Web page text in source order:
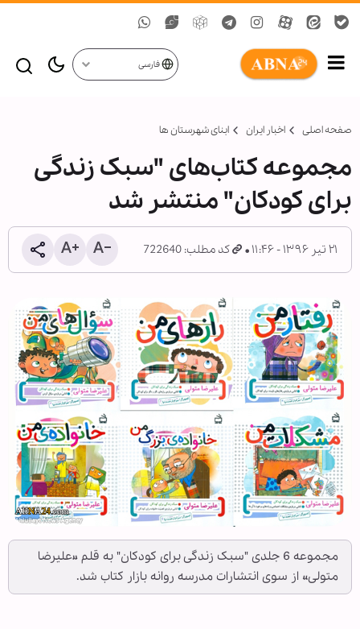
فارسی
صفحه اصلی اخبار ایران ابنای شهرستان ها
مجموعه کتاب‌های "سبک زندگی
برای کودکان" منتشر شد
۲۱ تیر ۱۳۹۶ - ۱۱:۴۶ کد مطلب: 722640
مجموعه 6 جلدی "سبک زندگی برای کودکان" به قلم «علیرضا
متولی» از سوی انتشارات مدرسه روانه بازار کتاب شد.